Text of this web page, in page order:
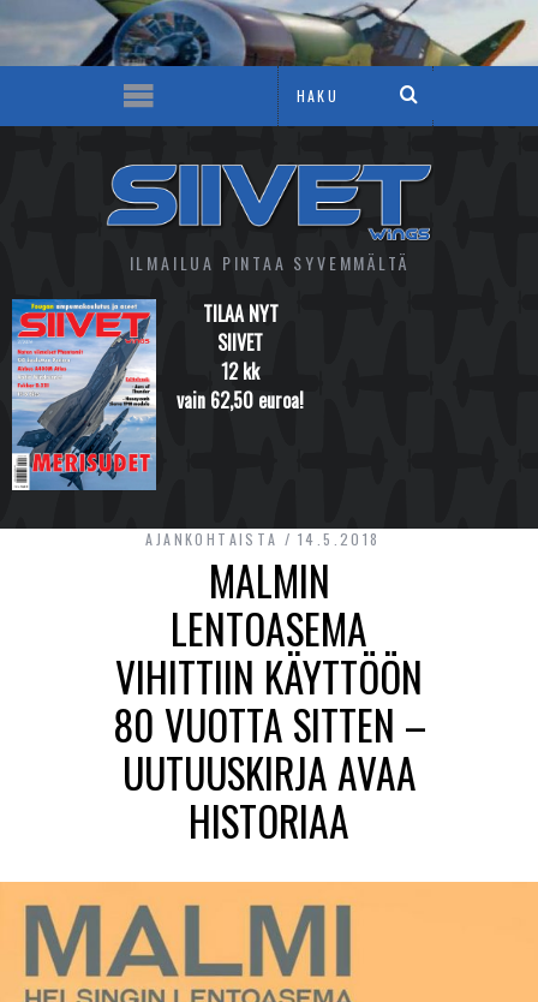
ILMAILUA PINTAA SYVEMMÄLTÄ
TILAA NYT
SIIVET
12 kk
vain 62,50 euroa!
AJANKOHTAISTA 14.5.2018
MALMIN
LENTOASEMA
VIHITTIIN KÄYTTÖÖN
80 VUOTTA SITTEN –
UUTUUSKIRJA AVAA
HISTORIAA